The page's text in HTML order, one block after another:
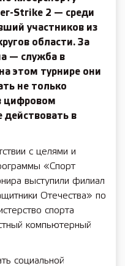
Strike 2 — среди
участников из
области. За
— служба в
этом турнире они
не только
цифровом
действовать в
с целями и
«Спорт
выступили филиал
Отечества» по
спорта
компьютерный
социальной